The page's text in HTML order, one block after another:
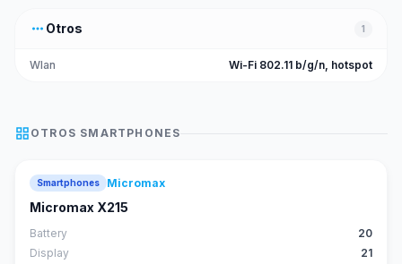
more_horiz Otros 1
Wlan Wi-Fi 802.11 b/g/n, hotspot
grid_view OTROS SMARTPHONES
Smartphones Micromax
Micromax X215
Battery
20
Display
21